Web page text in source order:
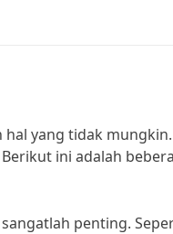
yang tidak
ini adalah
penting.